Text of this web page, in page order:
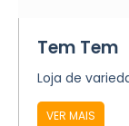
Tem Tem
Loja de
VER MAIS